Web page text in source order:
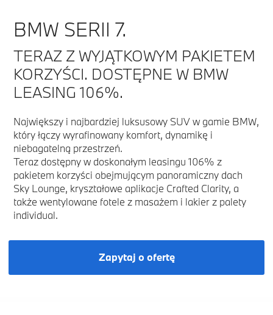
BMW SERII 7.
TERAZ Z WYJĄTKOWYM PAKIETEM
KORZYŚCI. DOSTĘPNE W BMW
LEASING 106%.
Największy i najbardziej luksusowy SUV w gamie BMW,
który łączy wyrafinowany komfort, dynamikę i
niebagatelną przestrzeń.
Teraz dostępny w doskonałym leasingu 106% z
pakietem korzyści obejmującym panoramiczny dach
Sky Lounge, kryształowe aplikacje Crafted Clarity, a
także wentylowane fotele z masażem i lakier z palety
individual.
Zapytaj o ofertę